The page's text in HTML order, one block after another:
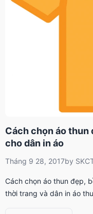
Cách chọn áo thun
cho dân in áo
Tháng 9 28, 2017by
Cách chọn áo thun đẹp,
thời trang và dân in áo